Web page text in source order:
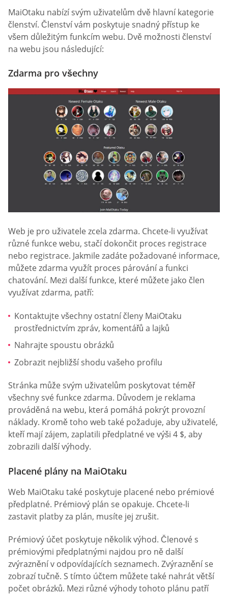
MaiOtaku nabízí svým uživatelům dvě hlavní kategorie
členství. Členství vám poskytuje snadný přístup ke
všem důležitým funkcím webu. Dvě možnosti členství
na webu jsou následující:
Zdarma pro všechny
Web je pro uživatele zcela zdarma. Chcete-li využívat
různé funkce webu, stačí dokončit proces registrace
nebo registrace. Jakmile zadáte požadované informace,
můžete zdarma využít proces párování a funkci
chatování. Mezi další funkce, které můžete jako člen
využívat zdarma, patří:
Kontaktujte všechny ostatní členy MaiOtaku
prostřednictvím zpráv, komentářů a lajků
Nahrajte spoustu obrázků
Zobrazit nejbližší shodu vašeho profilu
Stránka může svým uživatelům poskytovat téměř
všechny své funkce zdarma. Důvodem je reklama
prováděná na webu, která pomáhá pokrýt provozní
náklady. Kromě toho web také požaduje, aby uživatelé,
kteří mají zájem, zaplatili předplatné ve výši 4 $, aby
zobrazili další výhody.
Placené plány na MaiOtaku
Web MaiOtaku také poskytuje placené nebo prémiové
předplatné. Prémiový plán se opakuje. Chcete-li
zastavit platby za plán, musíte jej zrušit.
Prémiový účet poskytuje několik výhod. Členové s
prémiovými předplatnými najdou pro ně další
zvýraznění v odpovídajících seznamech. Zvýraznění se
zobrazí tučně. S tímto účtem můžete také nahrát větší
počet obrázků. Mezi různé výhody tohoto plánu patří